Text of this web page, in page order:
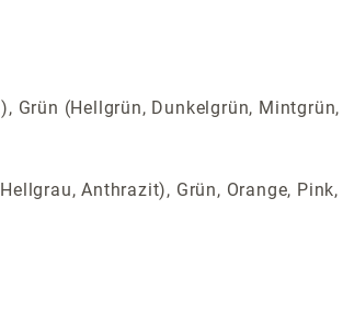
Grün (Hellgrün, Dunkelgrün,
Anthrazit), Grün, Orange, Pink,